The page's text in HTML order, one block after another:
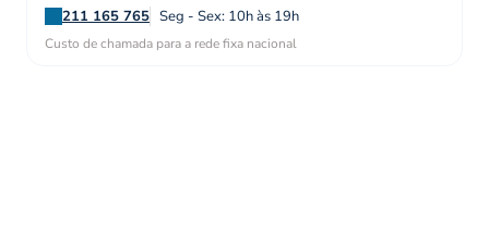
211 165 765 Seg - Sex: 10h às 19h
Custo de chamada para a rede fixa nacional